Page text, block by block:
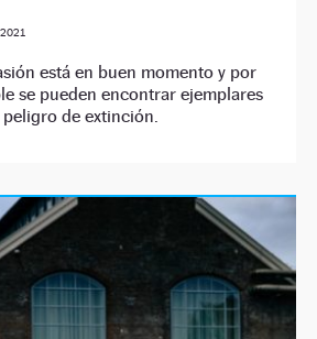
está en buen momento y por
se pueden encontrar ejemplares
de extinción.